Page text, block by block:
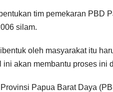
tim pemekaran PBD
silam.
oleh masyarakat itu
akan membantu proses ini
Papua Barat Daya